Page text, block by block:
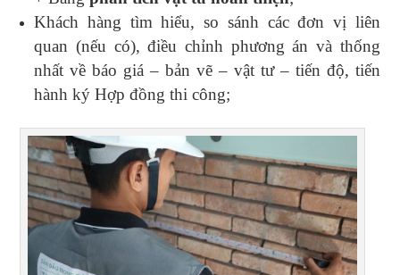
Khách hàng tìm hiểu, so sánh các đơn vị liên
quan (nếu có), điều chỉnh phương án và thống
nhất về báo giá – bản vẽ – vật tư – tiến độ, tiến
hành ký Hợp đồng thi công;